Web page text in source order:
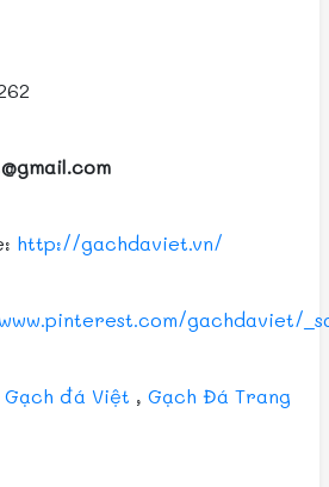
http://gachdaviet.vn/
gachdaviet/
Gạch đá Việt , Gạch Đá Trang